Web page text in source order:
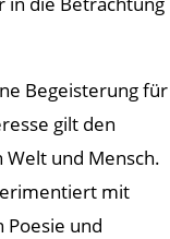
Begeisterung für
gilt den
Welt und Mensch.
mit
Poesie und